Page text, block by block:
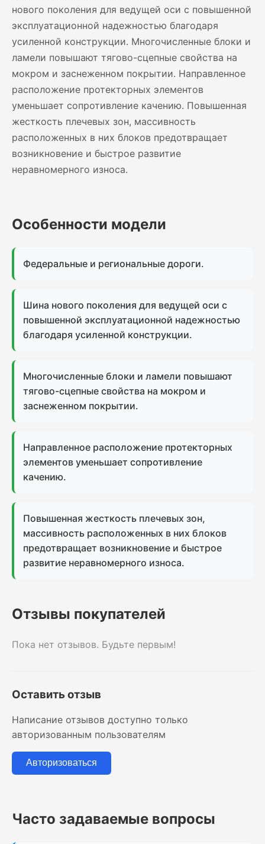
нового поколения для ведущей оси с повышенной
эксплуатационной надежностью благодаря
усиленной конструкции. Многочисленные блоки и
ламели повышают тягово-сцепные свойства на
мокром и заснеженном покрытии. Направленное
расположение протекторных элементов
уменьшает сопротивление качению. Повышенная
жесткость плечевых зон, массивность
расположенных в них блоков предотвращает
возникновение и быстрое развитие
неравномерного износа.
Особенности модели
Федеральные и региональные дороги.
Шина нового поколения для ведущей оси с
повышенной эксплуатационной надежностью
благодаря усиленной конструкции.
Многочисленные блоки и ламели повышают
тягово-сцепные свойства на мокром и
заснеженном покрытии.
Направленное расположение протекторных
элементов уменьшает сопротивление
качению.
Повышенная жесткость плечевых зон,
массивность расположенных в них блоков
предотвращает возникновение и быстрое
развитие неравномерного износа.
Отзывы покупателей
Пока нет отзывов. Будьте первым!
Оставить отзыв
Написание отзывов доступно только
авторизованным пользователям
Авторизоваться
Часто задаваемые вопросы